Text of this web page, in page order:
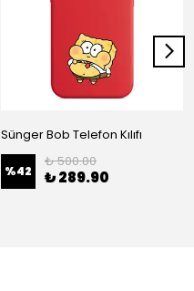
Sünger Bob Telefon Kılıfı
%42
₺ 500.00
₺ 289.90